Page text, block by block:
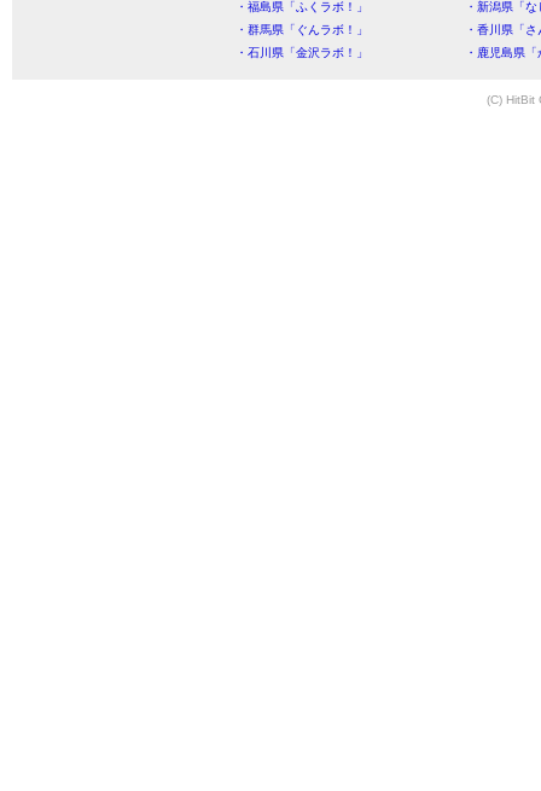
・福島県「ふくラボ！」
・新潟県「
・群馬県「ぐんラボ！」
・香川県「
・石川県「金沢ラボ！」
・鹿児島県
(C) HitBit